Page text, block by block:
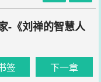
-《刘禅的智慧人
签 下一章